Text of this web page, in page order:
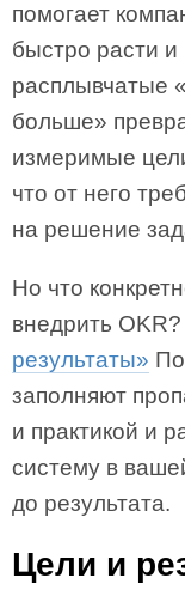
помогает
быстро расти и
расплывчатые
больше»
измеримые
что от него
на решение
Но что
внедрить OKR?
результаты»
заполняют
и практикой и
систему в
до результата.
Цели и